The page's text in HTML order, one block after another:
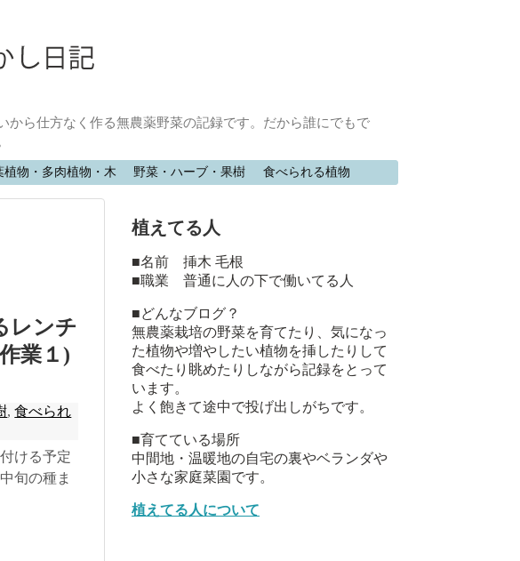
ら仕方なく作る無農薬野菜の記録です。だから誰にでもで
植物・多肉植物・木 野菜・ハーブ・果樹 食べられる植物
レンチ
業１)
,食べられ
ける予定
旬の種ま
植えてる人
■名前 挿木 毛根
■職業 普通に人の下で働いてる人
■どんなブログ？
無農薬栽培の野菜を育てたり、気になっ
た植物や増やしたい植物を挿したりして
食べたり眺めたりしながら記録をとって
います。
よく飽きて途中で投げ出しがちです。
■育てている場所
中間地・温暖地の自宅の裏やベランダや
小さな家庭菜園です。
植えてる人について